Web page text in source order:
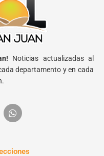
Noticias actualizadas al
departamento y en cada